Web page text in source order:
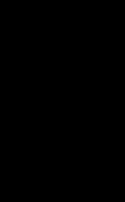
Ein besonderer
im Museum
und
Bildung
aus
und Potsdam
interaktive